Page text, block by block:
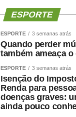
ESPORTE
ESPORTE 3 semanas atrás
Quando perder
também ameaça
ESPORTE 3 semanas atrás
Isenção do
Renda para
doenças graves:
ainda pouco